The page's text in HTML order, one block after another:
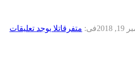
فى: متفرقاتلا يوجد تعليقات